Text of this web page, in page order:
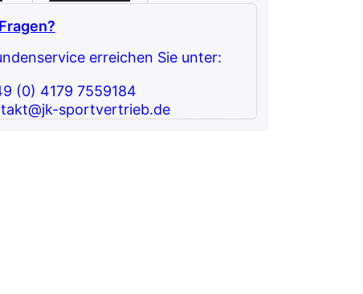
erreichen Sie unter:
(0) 4179 7559184
sportvertrieb.de